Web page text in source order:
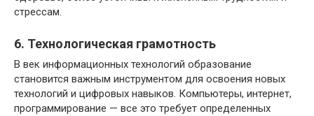
стрессам.
6. Технологическая грамотность
В век информационных технологий образование
становится важным инструментом для освоения новых
технологий и цифровых навыков. Компьютеры, интернет,
программирование — все это требует определенных